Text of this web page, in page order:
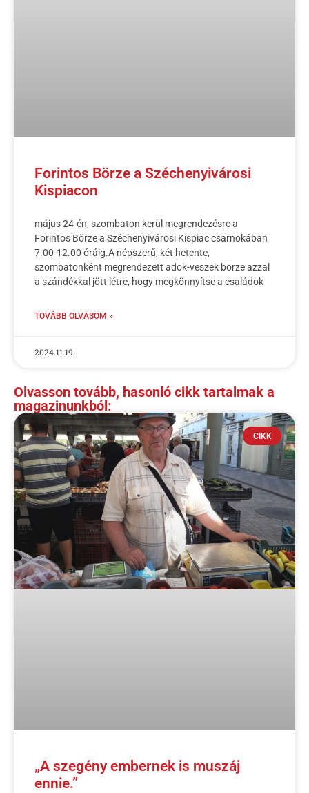
Forintos Börze a Széchenyivárosi
Kispiacon
május 24-én, szombaton kerül megrendezésre a
Forintos Börze a Széchenyivárosi Kispiac csarnokában
7.00-12.00 óráig.A népszerű, két hetente,
szombatonként megrendezett adok-veszek börze azzal
a szándékkal jött létre, hogy megkönnyítse a családok
TOVÁBB OLVASOM »
2024.11.19.
Olvasson tovább, hasonló cikk tartalmak a
magazinunkból:
CIKK
„A szegény embernek is muszáj
ennie.”